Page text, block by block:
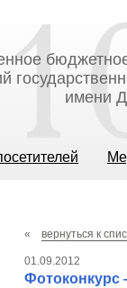
имени
« вернуться к
01.09.2012
Фотоконкурс